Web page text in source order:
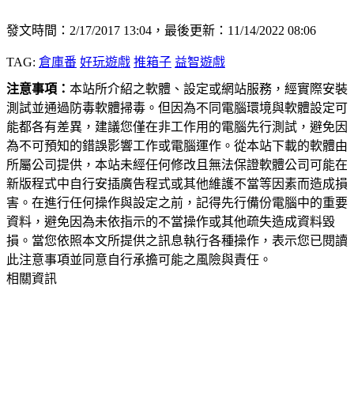
發文時間：2/17/2017 13:04，最後更新：11/14/2022 08:06
TAG: 倉庫番 好玩遊戲 推箱子 益智遊戲
注意事項： 本站所介紹之軟體、設定或網站服務，經實際安裝
測試並通過防毒軟體掃毒。但因為不同電腦環境與軟體設定可
能都各有差異，建議您僅在非工作用的電腦先行測試，避免因
為不可預知的錯誤影響工作或電腦運作。從本站下載的軟體由
所屬公司提供，本站未經任何修改且無法保證軟體公司可能在
新版程式中自行安插廣告程式或其他維護不當等因素而造成損
害。在進行任何操作與設定之前，記得先行備份電腦中的重要
資料，避免因為未依指示的不當操作或其他疏失造成資料毀
損。當您依照本文所提供之訊息執行各種操作，表示您已閱讀
此注意事項並同意自行承擔可能之風險與責任。
相關資訊